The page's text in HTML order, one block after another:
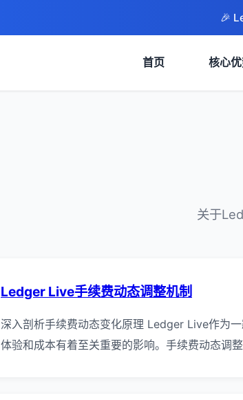
🎉
首页 核心
关于
Ledger Live手续费动态调整机制
深入剖析手续费动态变化原理 Ledger Live作为
体验和成本有着至关重要的影响。手续费动态调